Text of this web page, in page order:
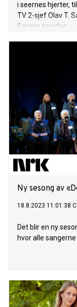
i seernes hjerter,
TV 2-sjef Olav T.
Bergen torsdag.
Ny sesong av
18.8.2023 11:01:38
Det blir en ny
hvor alle